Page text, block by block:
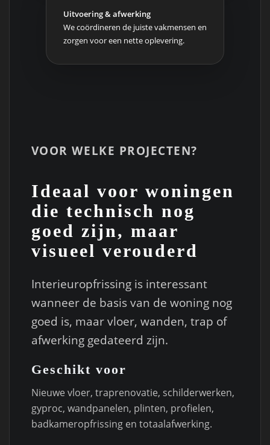
Uitvoering & afwerking
We coördineren de juiste vakmensen en
zorgen voor een nette oplevering.
VOOR WELKE PROJECTEN?
Ideaal voor woningen
die technisch nog
goed zijn, maar
visueel verouderd
Interieuropfrissing is interessant
wanneer de basis van de woning nog
goed is, maar vloer, wanden, trap of
afwerking gedateerd zijn.
Geschikt voor
Nieuwe vloer, traprenovatie, schilderwerken,
gyproc, wandpanelen, plinten, profielen,
badkameropfrissing en totaalafwerking.